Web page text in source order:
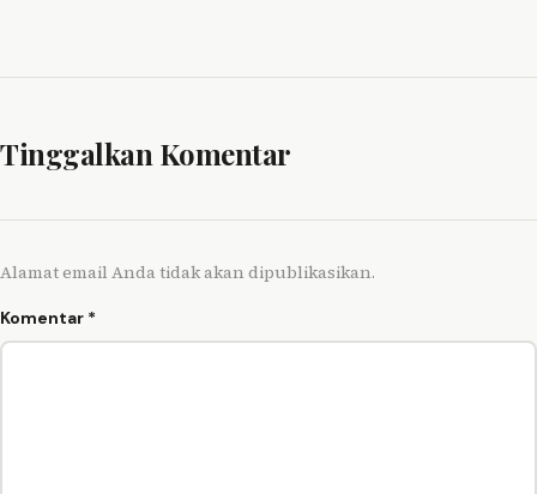
Tinggalkan Komentar
Alamat email Anda tidak akan dipublikasikan.
Komentar *